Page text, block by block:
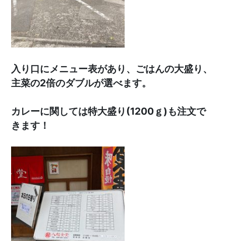
入り口にメニュー表があり、ごはんの大盛り、
主菜の2倍のダブルが選べます。
カレーに関しては特大盛り(1200ｇ)も注文で
きます！